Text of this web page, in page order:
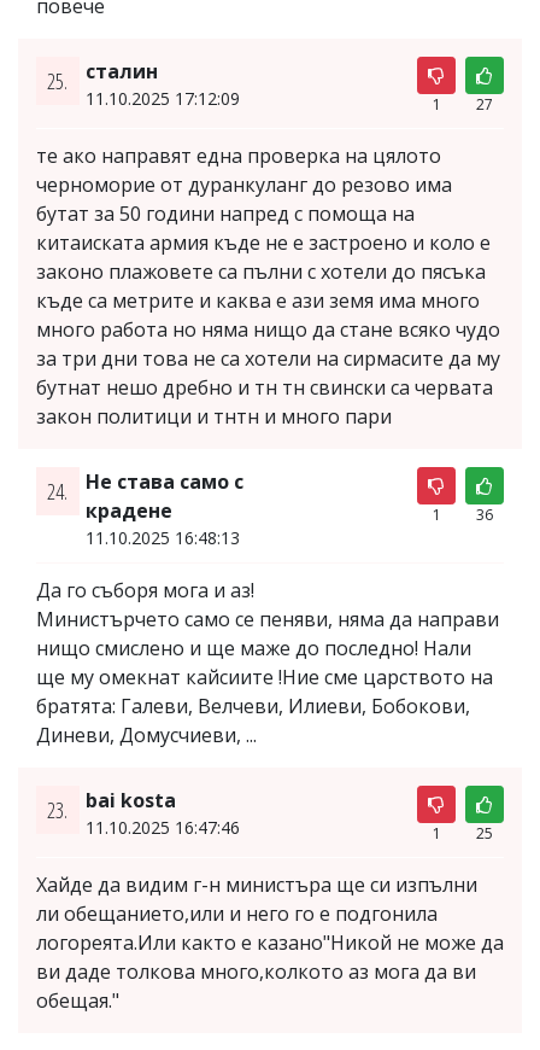
повече
25. сталин
11.10.2025 17:12:09 1 27
те ако направят една проверка на цялото
черноморие от дуранкуланг до резово има
бутат за 50 години напред с помоща на
китаиската армия къде не е застроено и коло е
законо плажовете са пълни с хотели до пясъка
къде са метрите и каква е ази земя има много
много работа но няма нищо да стане всяко чудо
за три дни това не са хотели на сирмасите да му
бутнат нешо дребно и тн тн свински са червата
закон политици и тнтн и много пари
24.
Не става само с
крадене
11.10.2025 16:48:13
1 36
Да го съборя мога и аз!
Министърчето само се пеняви, няма да направи
нищо смислено и ще маже до последно! Нали
ще му омекнат кайсиите !Ние сме царството на
братята: Галеви, Велчеви, Илиеви, Бобокови,
Диневи, Домусчиеви, ...
23. bai kosta
11.10.2025 16:47:46 1 25
Хайде да видим г-н министъра ще си изпълни
ли обещанието,или и него го е подгонила
логореята.Или както е казано"Никой не може да
ви даде толкова много,колкото аз мога да ви
обещая."